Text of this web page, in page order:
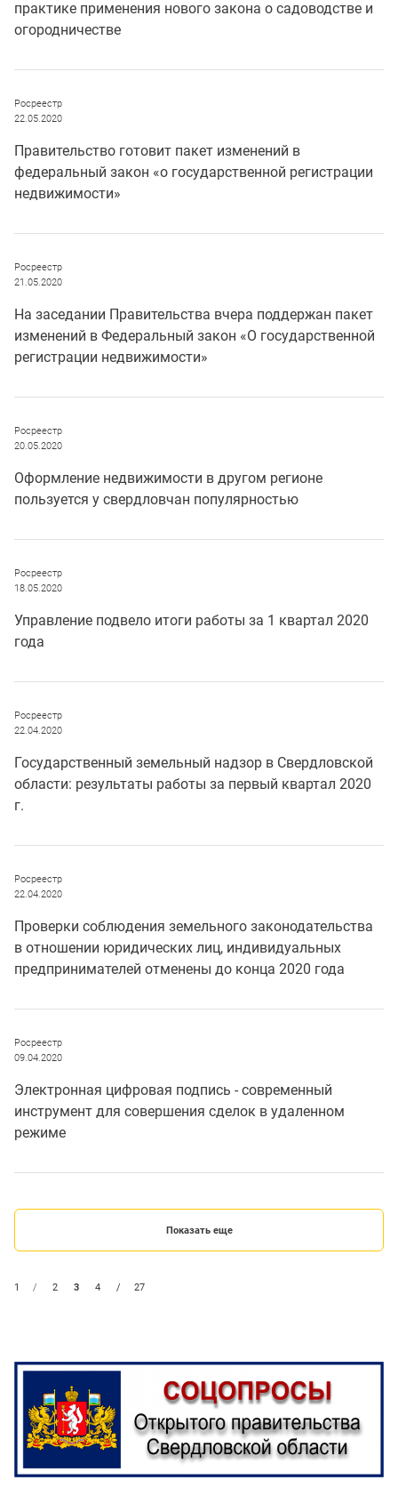
практике применения нового закона о садоводстве и
огородничестве
Росреестр
22.05.2020
Правительство готовит пакет изменений в
федеральный закон «о государственной регистрации
недвижимости»
Росреестр
21.05.2020
На заседании Правительства вчера поддержан пакет
изменений в Федеральный закон «О государственной
регистрации недвижимости»
Росреестр
20.05.2020
Оформление недвижимости в другом регионе
пользуется у свердловчан популярностью
Росреестр
18.05.2020
Управление подвело итоги работы за 1 квартал 2020
года
Росреестр
22.04.2020
Государственный земельный надзор в Свердловской
области: результаты работы за первый квартал 2020
г.
Росреестр
22.04.2020
Проверки соблюдения земельного законодательства
в отношении юридических лиц, индивидуальных
предпринимателей отменены до конца 2020 года
Росреестр
09.04.2020
Электронная цифровая подпись - современный
инструмент для совершения сделок в удаленном
режиме
Показать еще
1 / 2 3 4 / 27